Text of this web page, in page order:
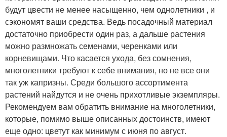
будут цвести не менее насыщенно, чем однолетники , и
сэкономят ваши средства. Ведь посадочный материал
достаточно приобрести один раз, а дальше растения
можно размножать семенами, черенками или
корневищами. Что касается ухода, без сомнения,
многолетники требуют к себе внимания, но не все они
так уж капризны. Среди большого ассортимента
растений найдутся и не очень прихотливые экземпляры.
Рекомендуем вам обратить внимание на многолетники,
которые, помимо выше описанных достоинств, имеют
еще одно: цветут как минимум с июня по август.